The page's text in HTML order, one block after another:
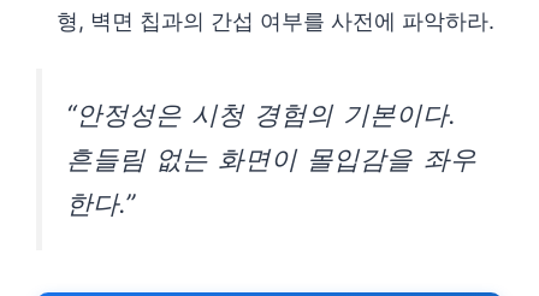
형, 벽면 칩과의 간섭 여부를 사전에 파악하라.
“안정성은 시청 경험의 기본이다.
흔들림 없는 화면이 몰입감을 좌우
한다.”